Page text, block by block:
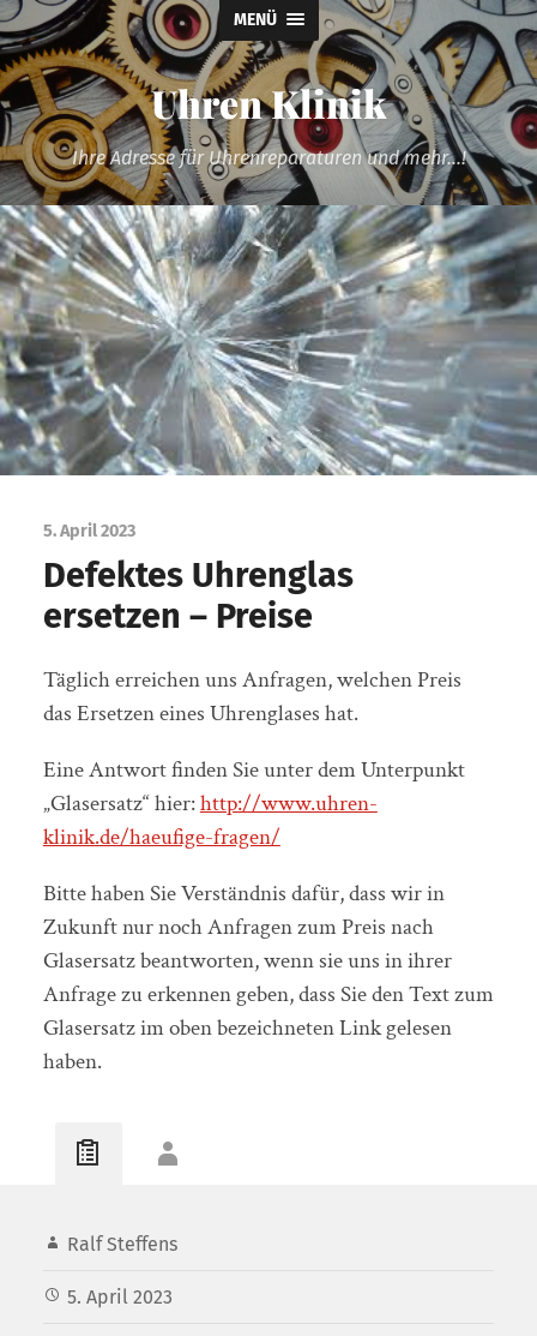
MENÜ
Uhren Klinik
Ihre Adresse für Uhrenreparaturen und mehr...!
5. April 2023
Defektes Uhrenglas
ersetzen – Preise
Täglich erreichen uns Anfragen, welchen Preis
das Ersetzen eines Uhrenglases hat.
Eine Antwort finden Sie unter dem Unterpunkt
„Glasersatz“ hier:http://www.uhren-
klinik.de/haeufige-fragen/
Bitte haben Sie Verständnis dafür, dass wir in
Zukunft nur noch Anfragen zum Preis nach
Glasersatz beantworten, wenn sie uns in ihrer
Anfrage zu erkennen geben, dass Sie den Text zum
Glasersatz im oben bezeichneten Link gelesen
haben.
Ralf Steffens
5. April 2023